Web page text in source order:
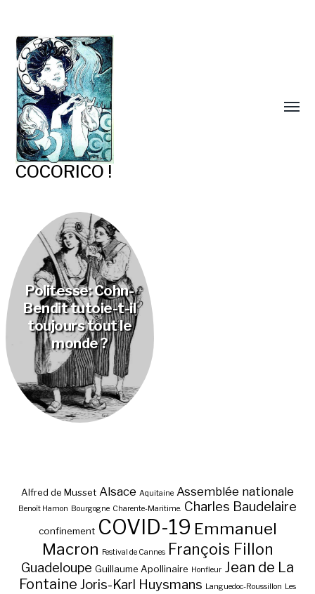
COCORICO !
Politesse: Cohn-
Bendit tutoie-t-il
toujours tout le
monde ?
Alfred de Musset Alsace Aquitaine Assemblée nationale
Benoît Hamon Bourgogne Charente-Maritime. Charles Baudelaire
confinement COVID-19 Emmanuel
Macron Festival de Cannes François Fillon
Guadeloupe Guillaume Apollinaire Honfleur Jean de La
Fontaine Joris-Karl Huysmans Languedoc-Roussillon Les